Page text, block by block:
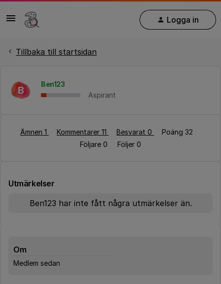
Logga in
Tillbaka till startsidan
B
Ben123
Aspirant
Ämnen 1 Kommentarer 11 Besvarat 0
Poäng 32
Följare 0 Följer 0
Utmärkelser
Ben123 har inte fått några utmärkelser än.
Om
Medlem sedan